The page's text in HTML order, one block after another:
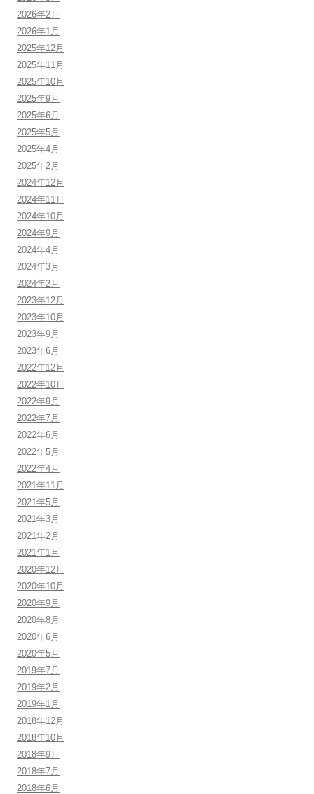
2026年2月
2026年1月
2025年12月
2025年11月
2025年10月
2025年9月
2025年6月
2025年5月
2025年4月
2025年2月
2024年12月
2024年11月
2024年10月
2024年9月
2024年4月
2024年3月
2024年2月
2023年12月
2023年10月
2023年9月
2023年6月
2022年12月
2022年10月
2022年9月
2022年7月
2022年6月
2022年5月
2022年4月
2021年11月
2021年5月
2021年3月
2021年2月
2021年1月
2020年12月
2020年10月
2020年9月
2020年8月
2020年6月
2020年5月
2019年7月
2019年2月
2019年1月
2018年12月
2018年10月
2018年9月
2018年7月
2018年6月